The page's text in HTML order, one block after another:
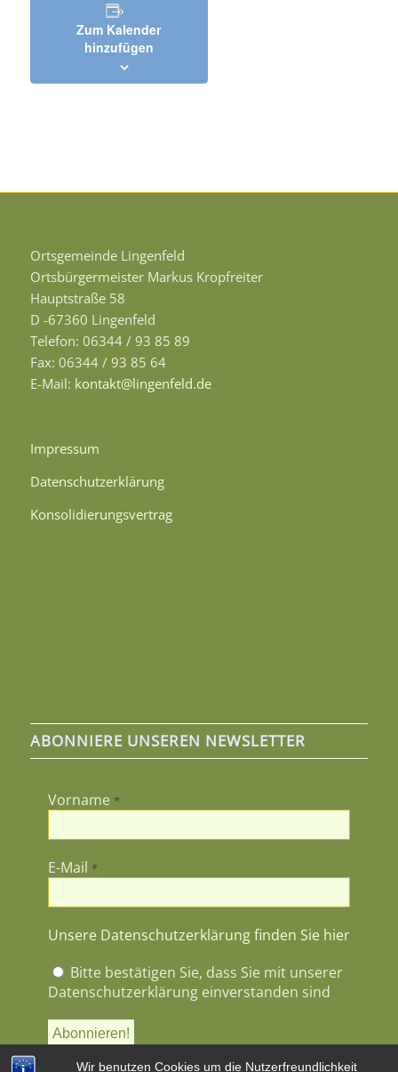
Wir benutzen Cookies um die Nutzerfreundlichkeit
Zum Kalender
hinzufügen
Ortsgemeinde Lingenfeld
Ortsbürgermeister Markus Kropfreiter
Hauptstraße 58
D -67360 Lingenfeld
Telefon: 06344 / 93 85 89
Fax: 06344 / 93 85 64
E-Mail: kontakt@lingenfeld.de
Impressum
Datenschutzerklärung
Konsolidierungsvertrag
ABONNIERE UNSEREN NEWSLETTER
Vorname *
E-Mail *
Unsere Datenschutzerklärung finden Sie hier
Bitte bestätigen Sie, dass Sie mit unserer
Datenschutzerklärung einverstanden sind